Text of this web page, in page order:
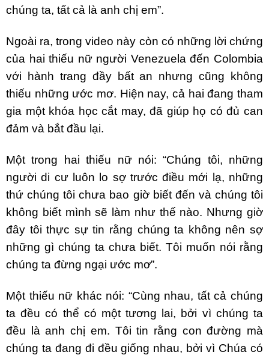
chúng ta, tất cả là anh chị em”.
Ngoài ra, trong video này còn có những lời chứng
của hai thiếu nữ người Venezuela đến Colombia
với hành trang đầy bất an nhưng cũng không
thiếu những ước mơ. Hiện nay, cả hai đang tham
gia một khóa học cắt may, đã giúp họ có đủ can
đảm và bắt đầu lại.
Một trong hai thiếu nữ nói: “Chúng tôi, những
người di cư luôn lo sợ trước điều mới lạ, những
thứ chúng tôi chưa bao giờ biết đến và chúng tôi
không biết mình sẽ làm như thế nào. Nhưng giờ
đây tôi thực sự tin rằng chúng ta không nên sợ
những gì chúng ta chưa biết. Tôi muốn nói rằng
chúng ta đừng ngại ước mơ”.
Một thiếu nữ khác nói: “Cùng nhau, tất cả chúng
ta đều có thể có một tương lai, bởi vì chúng ta
đều là anh chị em. Tôi tin rằng con đường mà
chúng ta đang đi đều giống nhau, bởi vì Chúa có